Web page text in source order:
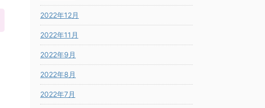
2022年12月
2022年11月
2022年9月
2022年8月
2022年7月